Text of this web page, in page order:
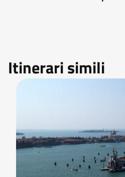
Itinerari simili